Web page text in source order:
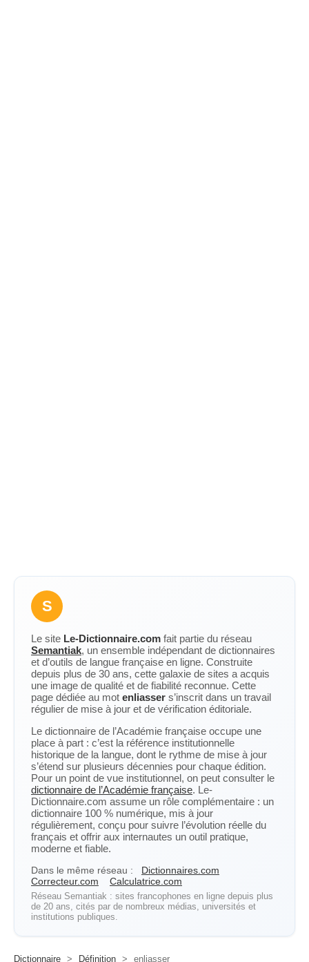
S
Le site Le-Dictionnaire.com fait partie du réseau
Semantiak, un ensemble indépendant de dictionnaires
et d’outils de langue française en ligne. Construite
depuis plus de 30 ans, cette galaxie de sites a acquis
une image de qualité et de fiabilité reconnue. Cette
page dédiée au mot enliasser s’inscrit dans un travail
régulier de mise à jour et de vérification éditoriale.
Le dictionnaire de l’Académie française occupe une
place à part : c’est la référence institutionnelle
historique de la langue, dont le rythme de mise à jour
s’étend sur plusieurs décennies pour chaque édition.
Pour un point de vue institutionnel, on peut consulter le
dictionnaire de l’Académie française. Le-
Dictionnaire.com assume un rôle complémentaire : un
dictionnaire 100 % numérique, mis à jour
régulièrement, conçu pour suivre l’évolution réelle du
français et offrir aux internautes un outil pratique,
moderne et fiable.
Dans le même réseau :
Dictionnaires.com
Correcteur.com
Calculatrice.com
Réseau Semantiak : sites francophones en ligne depuis plus
de 20 ans, cités par de nombreux médias, universités et
institutions publiques.
Dictionnaire > Définition > enliasser